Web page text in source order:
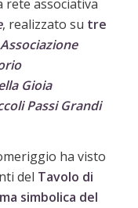
rete associativa
, realizzato su tre
Associazione
Gioia
Passi Grandi
ha visto
del Tavolo di
simbolica del